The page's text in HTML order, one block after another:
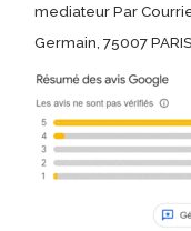
mediateur Par
Germain, 75007 PARIS